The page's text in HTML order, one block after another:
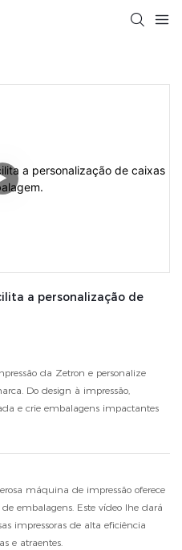
a personalização de
da Zetron e personalize
Do design à impressão,
e crie embalagens impactantes
máquina de impressão oferece
embalagens. Este vídeo lhe dará
impressoras de alta eficiência
e atraentes.